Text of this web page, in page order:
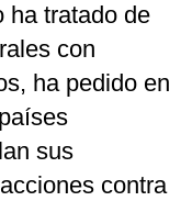
ha tratado de
con
ha pedido en
sus
contra